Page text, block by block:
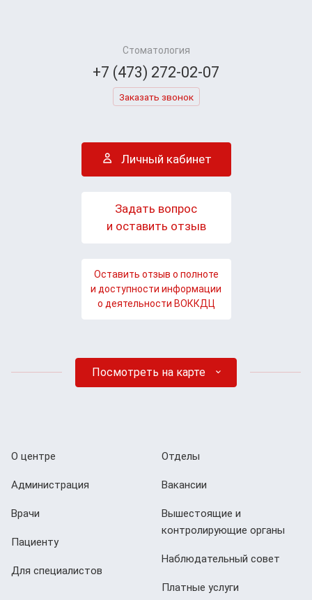
Стоматология
+7 (473) 272-02-07
Заказать звонок
Личный кабинет
Задать вопрос
и оставить отзыв
Оставить отзыв о полноте
и доступности информации
о деятельности ВОККДЦ
Посмотреть на карте
О центре
Администрация
Врачи
Пациенту
Для специалистов
Отделы
Вакансии
Вышестоящие и
контролирующие органы
Наблюдательный совет
Платные услуги